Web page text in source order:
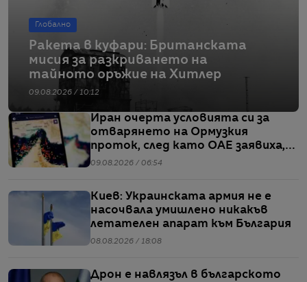
Глобално
Ракета в куфари: Британската
мисия за разкриването на
тайното оръжие на Хитлер
09.08.2026 / 10:12
Иран очерта условията си за
отварянето на Ормузкия
проток, след като ОАЕ заявиха,
че един от корабите им е бил
09.08.2026 / 06:54
Киев: Украинската армия не е
насочвала умишлено никакъв
летателен апарат към България
08.08.2026 / 18:08
Дрон е навлязъл в българското